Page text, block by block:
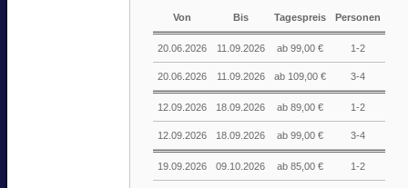
Von Bis Tagespreis Personen
20.06.2026 11.09.2026 ab 99,00 € 1-2
20.06.2026 11.09.2026 ab 109,00 € 3-4
12.09.2026 18.09.2026 ab 89,00 € 1-2
12.09.2026 18.09.2026 ab 99,00 € 3-4
19.09.2026 09.10.2026 ab 85,00 € 1-2